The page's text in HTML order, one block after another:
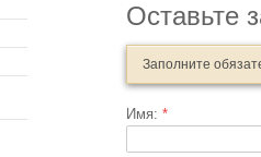
Оставьте
Заполните
Имя: *